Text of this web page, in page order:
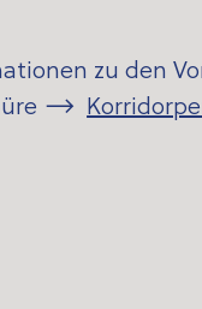
zu den